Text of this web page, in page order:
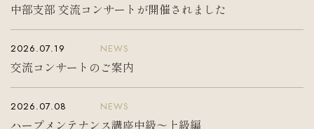
活動実績
News
中部支部 交流コンサートが開催されました
2026.07.19 NEWS
交流コンサートのご案内
2026.07.08 NEWS
ハープメンテナンス講座中級〜上級編